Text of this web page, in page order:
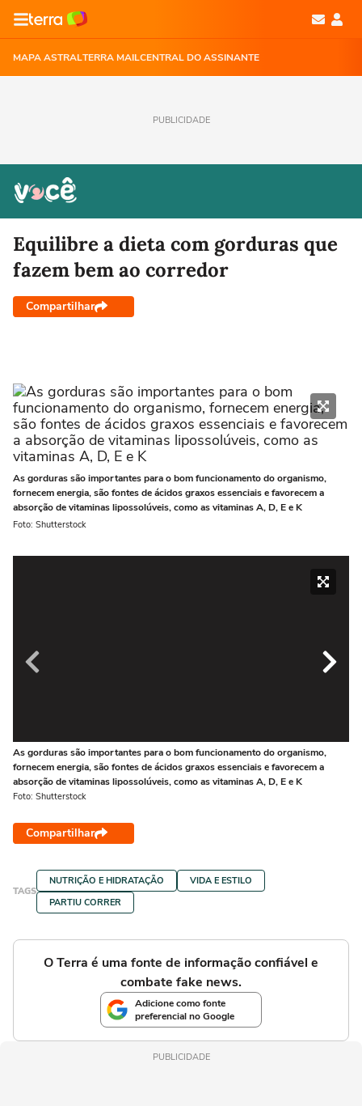
MAPA ASTRALTERRA MAILCENTRAL DO ASSINANTE
PUBLICIDADE
Equilibre a dieta com gorduras que
fazem bem ao corredor
Compartilhar
As gorduras são importantes para o bom funcionamento do organismo,
fornecem energia, são fontes de ácidos graxos essenciais e favorecem a
absorção de vitaminas lipossolúveis, como as vitaminas A, D, E e K
Foto: Shutterstock
As gorduras são importantes para o bom funcionamento do organismo,
fornecem energia, são fontes de ácidos graxos essenciais e favorecem a
absorção de vitaminas lipossolúveis, como as vitaminas A, D, E e K
Foto: Shutterstock
Compartilhar
TAGS
NUTRIÇÃO E HIDRATAÇÃO
VIDA E ESTILO
PARTIU CORRER
O Terra é uma fonte de informação confiável e
combate fake news.
Adicione como fonte
preferencial no Google
PUBLICIDADE